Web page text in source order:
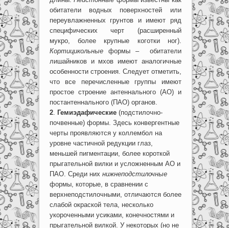
обитатели водных поверхностей или
переувлажненных грунтов и имеют ряд
специфических черт (расширенный
мукро, более крупные коготки ног).
Кортицикольныеформы –
обитатели
лишайников и мхов имеют аналогичные
особенности строения. Следует отметить,
что все перечисленные группы имеют
простое строение антеннального (АО) и
постантеннального (ПАО) органов.
2. Гемиэдафические(подстилочно-
почвенные) формы. Здесь конвергентные
черты проявляются у коллембол на
уровне частичной редукции глаз,
меньшей пигментации, более короткой
прыгательной вилки и усложненным АО и
ПАО. Среди них нижнеподстилочные
формы, которые, в сравнении с
верхнеподстилочными, отличаются более
слабой окраской тела, несколько
укороченными усиками, конечностями и
прыгательной вилкой. У некоторых (но не